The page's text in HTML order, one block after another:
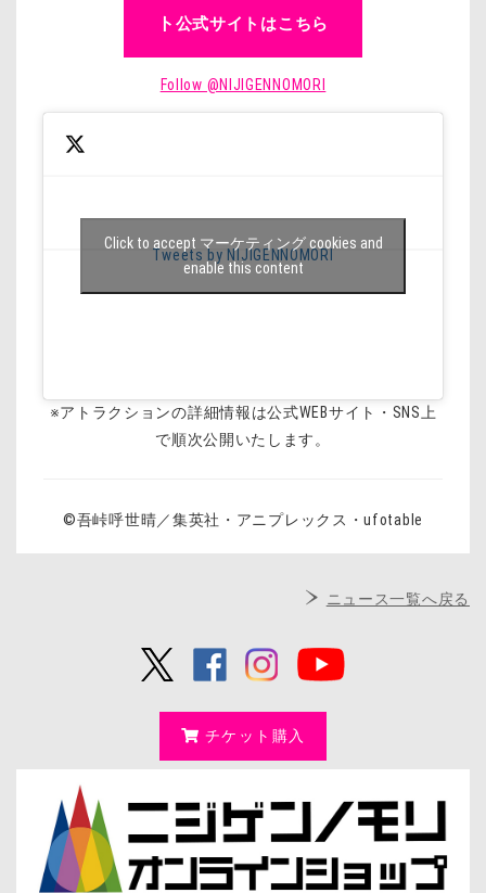
ト 公式サイトはこちら
Follow @NIJIGENNOMORI
Tweets by NIJIGENNOMORI
Click to accept マーケティング cookies and
enable this content
※アトラクションの詳細情報は公式WEBサイト・SNS上
で順次公開いたします。
©吾峠呼世晴／集英社・アニプレックス・ufotable
ニュース一覧へ戻る
チケット購入